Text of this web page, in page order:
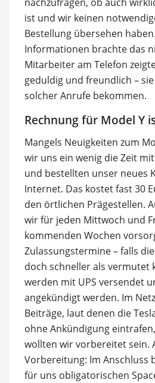
ist und wir keinen
Bestellung übersehen
Informationen brachte das
Mitarbeiter am Telefon
geduldig und freundlich –
solcher Anrufe bekommen.
Rechnung für Model Y
Mangels Neuigkeiten zum
wir uns ein wenig die Zeit
und bestellten unser neues
Internet. Das kostet fast 30
den örtlichen Prägestellen.
wir für jeden Mittwoch und
kommenden Wochen
Zulassungstermine – falls
doch schneller als vermutet
werden mit UPS versendet
angekündigt werden. Im
Beiträge, laut denen die
ohne Ankündigung
wollten wir vorbereitet sein.
Vorbereitung: Im Anschluss
für uns obligatorischen